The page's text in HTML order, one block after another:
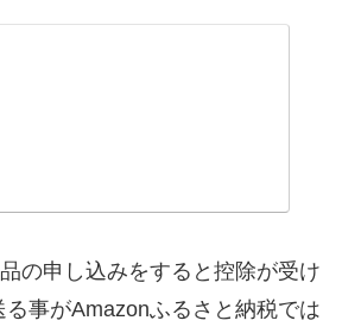
の申し込みをすると控除が受け
事がAmazonふるさと納税では